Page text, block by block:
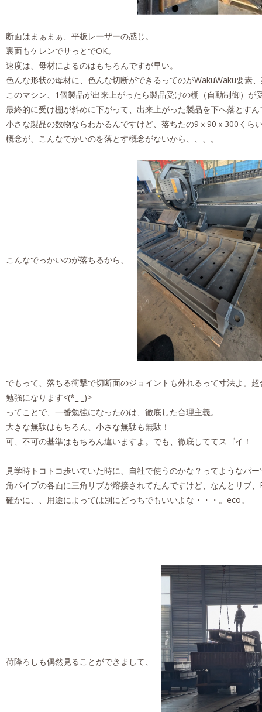
断面はまぁまぁ、平板レーザーの感じ。
裏面もケレンでサっとでOK。
速度は、母材によるのはもちろんですが早い。
色んな形状の母材に、色んな切断ができるってのがWakuWaku要素
このマシン、1個製品が出来上がったら製品受けの棚（自動制御）が
最終的に受け棚が斜めに下がって、出来上がった製品を下へ落とす
小さな製品の数物ならわかるんですけど、落ちたの9ｘ90ｘ300くら
概念が、こんなでかいのを落とす概念がないから、、、。
こんなでっかいのが落ちるから、
でもって、落ちる衝撃で切断面のジョイントも外れるって寸法よ。
勉強になります<(*_ _)>
ってことで、一番勉強になったのは、徹底した合理主義。
大きな無駄はもちろん、小さな無駄も無駄！
可、不可の基準はもちろん違いますよ。でも、徹底しててスゴイ！
見学時トコトコ歩いていた時に、自社で使うのかな？ってようなパ
角パイプの各面に三角リブが熔接されてたんですけど、なんとリブ
確かに、、用途によっては別にどっちでもいいよな・・・。eco。
荷降ろしも偶然見ることができまして、